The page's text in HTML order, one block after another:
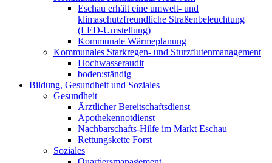
Eschau erhält eine umwelt- und
klimaschutzfreundliche Straßenbeleuchtung
(LED-Umstellung)
Kommunale Wärmeplanung
Kommunales Starkregen- und Sturzflutenmanagement
Hochwasseraudit
boden:ständig
Bildung, Gesundheit und Soziales
Gesundheit
Ärztlicher Bereitschaftsdienst
Apothekennotdienst
Nachbarschafts-Hilfe im Markt Eschau
Rettungskette Forst
Soziales